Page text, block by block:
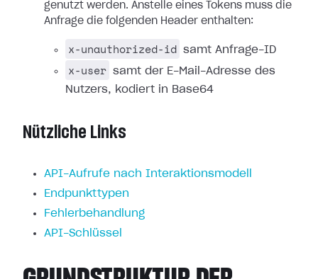
genutzt werden. Anstelle eines Tokens muss die
Anfrage die folgenden Header enthalten:
x-unauthorized-id samt Anfrage-ID
x-user samt der E-Mail-Adresse des
Nutzers, kodiert in Base64
Nützliche Links
API-Aufrufe nach Interaktionsmodell
Endpunkttypen
Fehlerbehandlung
API-Schlüssel